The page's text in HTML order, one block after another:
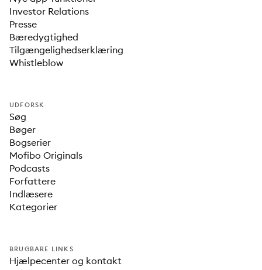
Investor Relations
Presse
Bæredygtighed
Tilgængelighedserklæring
Whistleblow
UDFORSK
Søg
Bøger
Bogserier
Mofibo Originals
Podcasts
Forfattere
Indlæsere
Kategorier
BRUGBARE LINKS
Hjælpecenter og kontakt